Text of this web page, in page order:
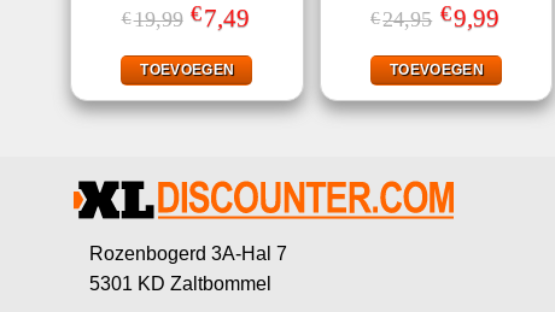
Gewaardeerd
4.80 uit 5
€19,99 Oorspronkelijke
prijs
€19,99.
€7,49
€7,49.
TOEVOEGEN
Gewaardeerd
4.40 uit 5
€24,95 Oorspronkelijke
prijs
€24,95.
€9,99Huidige
€9,99.
TOEVOEGEN
Rozenbogerd 3A-Hal 7
5301 KD Zaltbommel